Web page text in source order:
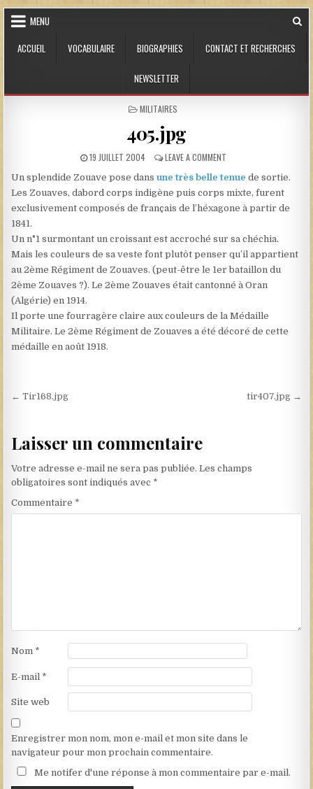
Skip to content
MENU
ACCUEIL
VOCABULAIRE BIOGRAPHIES CONTACT ET RECHERCHES
NEWSLETTER
POSTED IN
MILITAIRES
405.jpg
PUBLISHED DATE:
19 JUILLET 2004 LEAVE A COMMENTON 405.JPG
Un splendide Zouave pose dansune très belle tenue de sortie.
Les Zouaves, dabord corps indigène puis corps mixte, furent
exclusivement composés de français de l’héxagone à partir de
1841.
Un n°1 surmontant un croissant est accroché sur sa chéchia.
Mais les couleurs de sa veste font plutôt penser qu’il appartient
au 2ème Régiment de Zouaves. (peut-être le 1er bataillon du
2ème Zouaves ?). Le 2ème Zouaves était cantonné à Oran
(Algérie) en 1914.
Il porte une fourragère claire aux couleurs de la Médaille
Militaire. Le 2ème Régiment de Zouaves a été décoré de cette
médaille en août 1918.
Navigation de l’article
← Tir168.jpg tir407.jpg →
Laisser un commentaire
Votre adresse e-mail ne sera pas publiée. Les champs
obligatoires sont indiqués avec *
Commentaire *
Nom *
E-mail *
Site web
Enregistrer mon nom, mon e-mail et mon site dans le
navigateur pour mon prochain commentaire.
Me notifer d'une réponse à mon commentaire par e-mail.